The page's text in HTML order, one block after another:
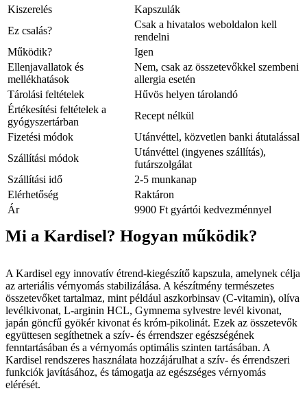
Kiszerelés
Kapszulák
Ez csalás?
Csak a hivatalos weboldalon kell
rendelni
Működik?
Igen
Ellenjavallatok és
mellékhatások
Nem, csak az összetevőkkel szembeni
allergia esetén
Tárolási feltételek
Hűvös helyen tárolandó
Értékesítési feltételek a
gyógyszertárban
Recept nélkül
Fizetési módok
Utánvéttel, közvetlen banki átutalással
Szállítási módok
Utánvéttel (ingyenes szállítás),
futárszolgálat
Szállítási idő
2-5 munkanap
Elérhetőség
Raktáron
Ár
9900 Ft gyártói kedvezménnyel
Mi a Kardisel? Hogyan működik?
A Kardisel egy innovatív étrend-kiegészítő kapszula, amelynek célja
az arteriális vérnyomás stabilizálása. A készítmény természetes
összetevőket tartalmaz, mint például aszkorbinsav (C-vitamin), olíva
levélkivonat, L-arginin HCL, Gymnema sylvestre levél kivonat,
japán göncfű gyökér kivonat és króm-pikolinát. Ezek az összetevők
együttesen segíthetnek a szív- és érrendszer egészségének
fenntartásában és a vérnyomás optimális szinten tartásában. A
Kardisel rendszeres használata hozzájárulhat a szív- és érrendszeri
funkciók javításához, és támogatja az egészséges vérnyomás
elérését.